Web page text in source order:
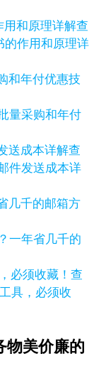
查
的作用和原理详
量采购和年付
查
件发送成本详
一年省几千的
查
具，必须收
物美价廉的